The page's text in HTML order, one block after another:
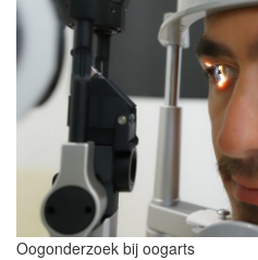
Oogonderzoek bij oogarts